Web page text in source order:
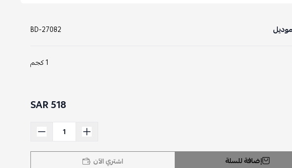
BD-27082
1 كجم
518 SAR
إضافة للسلة اشتري الآن